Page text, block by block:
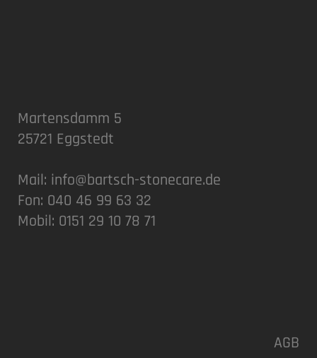
Martensdamm 5
25721 Eggstedt
Mail: info@bartsch-stonecare.de
Fon: 040 46 99 63 32
Mobil: 0151 29 10 78 71
AGB